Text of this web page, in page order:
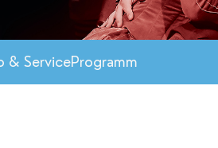
& ServiceProgramm